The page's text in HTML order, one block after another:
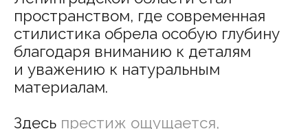
ТУР В ШАНХАЙ
ТУР В ГУАНЧЖОУ
Курс «Китай для дизайнера»
FAQ
Согласие на рекламную рассылку
Политика конфиденциальности